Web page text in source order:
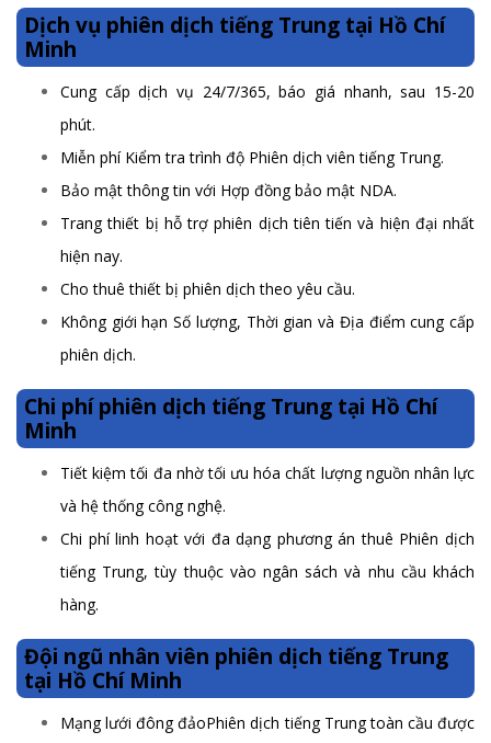
Dịch vụ phiên dịch tiếng Trung tại Hồ Chí
Minh
Cung cấp dịch vụ 24/7/365, báo giá nhanh, sau 15-20
phút.
Miễn phí Kiểm tra trình độ Phiên dịch viên tiếng Trung.
Bảo mật thông tin với Hợp đồng bảo mật NDA.
Trang thiết bị hỗ trợ phiên dịch tiên tiến và hiện đại nhất
hiện nay.
Cho thuê thiết bị phiên dịch theo yêu cầu.
Không giới hạn Số lượng, Thời gian và Địa điểm cung cấp
phiên dịch.
Chi phí phiên dịch tiếng Trung tại Hồ Chí
Minh
Tiết kiệm tối đa nhờ tối ưu hóa chất lượng nguồn nhân lực
và hệ thống công nghệ.
Chi phí linh hoạt với đa dạng phương án thuê Phiên dịch
tiếng Trung, tùy thuộc vào ngân sách và nhu cầu khách
hàng.
Đội ngũ nhân viên phiên dịch tiếng Trung
tại Hồ Chí Minh
Mạng lưới đông đảoPhiên dịch tiếng Trung toàn cầu được